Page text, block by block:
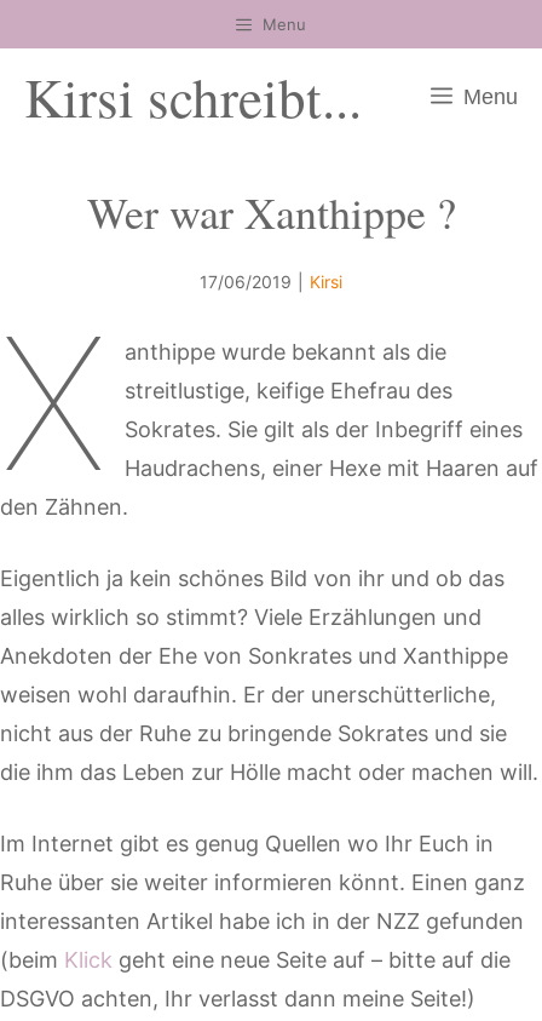
Inhalt
springen
Menu
Kirsi schreibt... Menu
Wer war Xanthippe ?
17/06/2019 Kirsi
X
anthippe wurde bekannt als die
streitlustige, keifige Ehefrau des
Sokrates. Sie gilt als der Inbegriff eines
Haudrachens, einer Hexe mit Haaren auf
den Zähnen.
Eigentlich ja kein schönes Bild von ihr und ob das
alles wirklich so stimmt? Viele Erzählungen und
Anekdoten der Ehe von Sonkrates und Xanthippe
weisen wohl daraufhin. Er der unerschütterliche,
nicht aus der Ruhe zu bringende Sokrates und sie
die ihm das Leben zur Hölle macht oder machen will.
Im Internet gibt es genug Quellen wo Ihr Euch in
Ruhe über sie weiter informieren könnt. Einen ganz
interessanten Artikel habe ich in der NZZ gefunden
(beim Klick geht eine neue Seite auf – bitte auf die
DSGVO achten, Ihr verlasst dann meine Seite!)